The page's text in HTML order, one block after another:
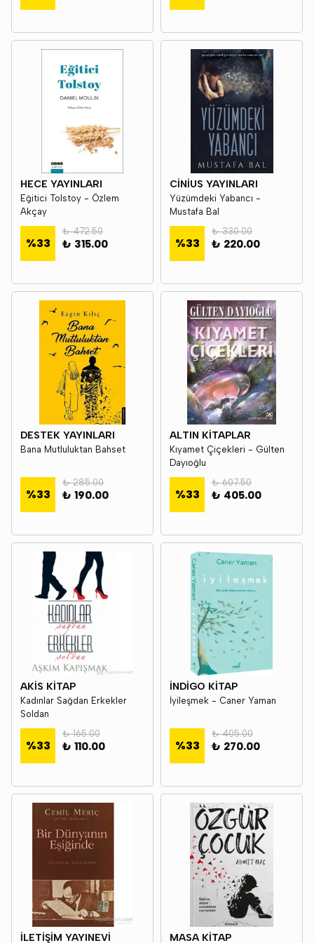
HECE YAYINLARI
Eğitici Tolstoy - Özlem
Akçay
%33
₺ 472.50
₺ 315.00
CİNİUS YAYINLARI
Yüzümdeki Yabancı -
Mustafa Bal
%33
₺ 330.00
₺ 220.00
DESTEK YAYINLARI
Bana Mutluluktan Bahset
%33
₺ 285.00
₺ 190.00
ALTIN KİTAPLAR
Kıyamet Çiçekleri - Gülten
Dayıoğlu
%33
₺ 607.50
₺ 405.00
AKİS KİTAP
Kadınlar Sağdan Erkekler
Soldan
%33
₺ 165.00
₺ 110.00
İNDİGO KİTAP
İyileşmek - Caner Yaman
%33
₺ 405.00
₺ 270.00
İLETİŞİM YAYINEVİ MASA KİTAP